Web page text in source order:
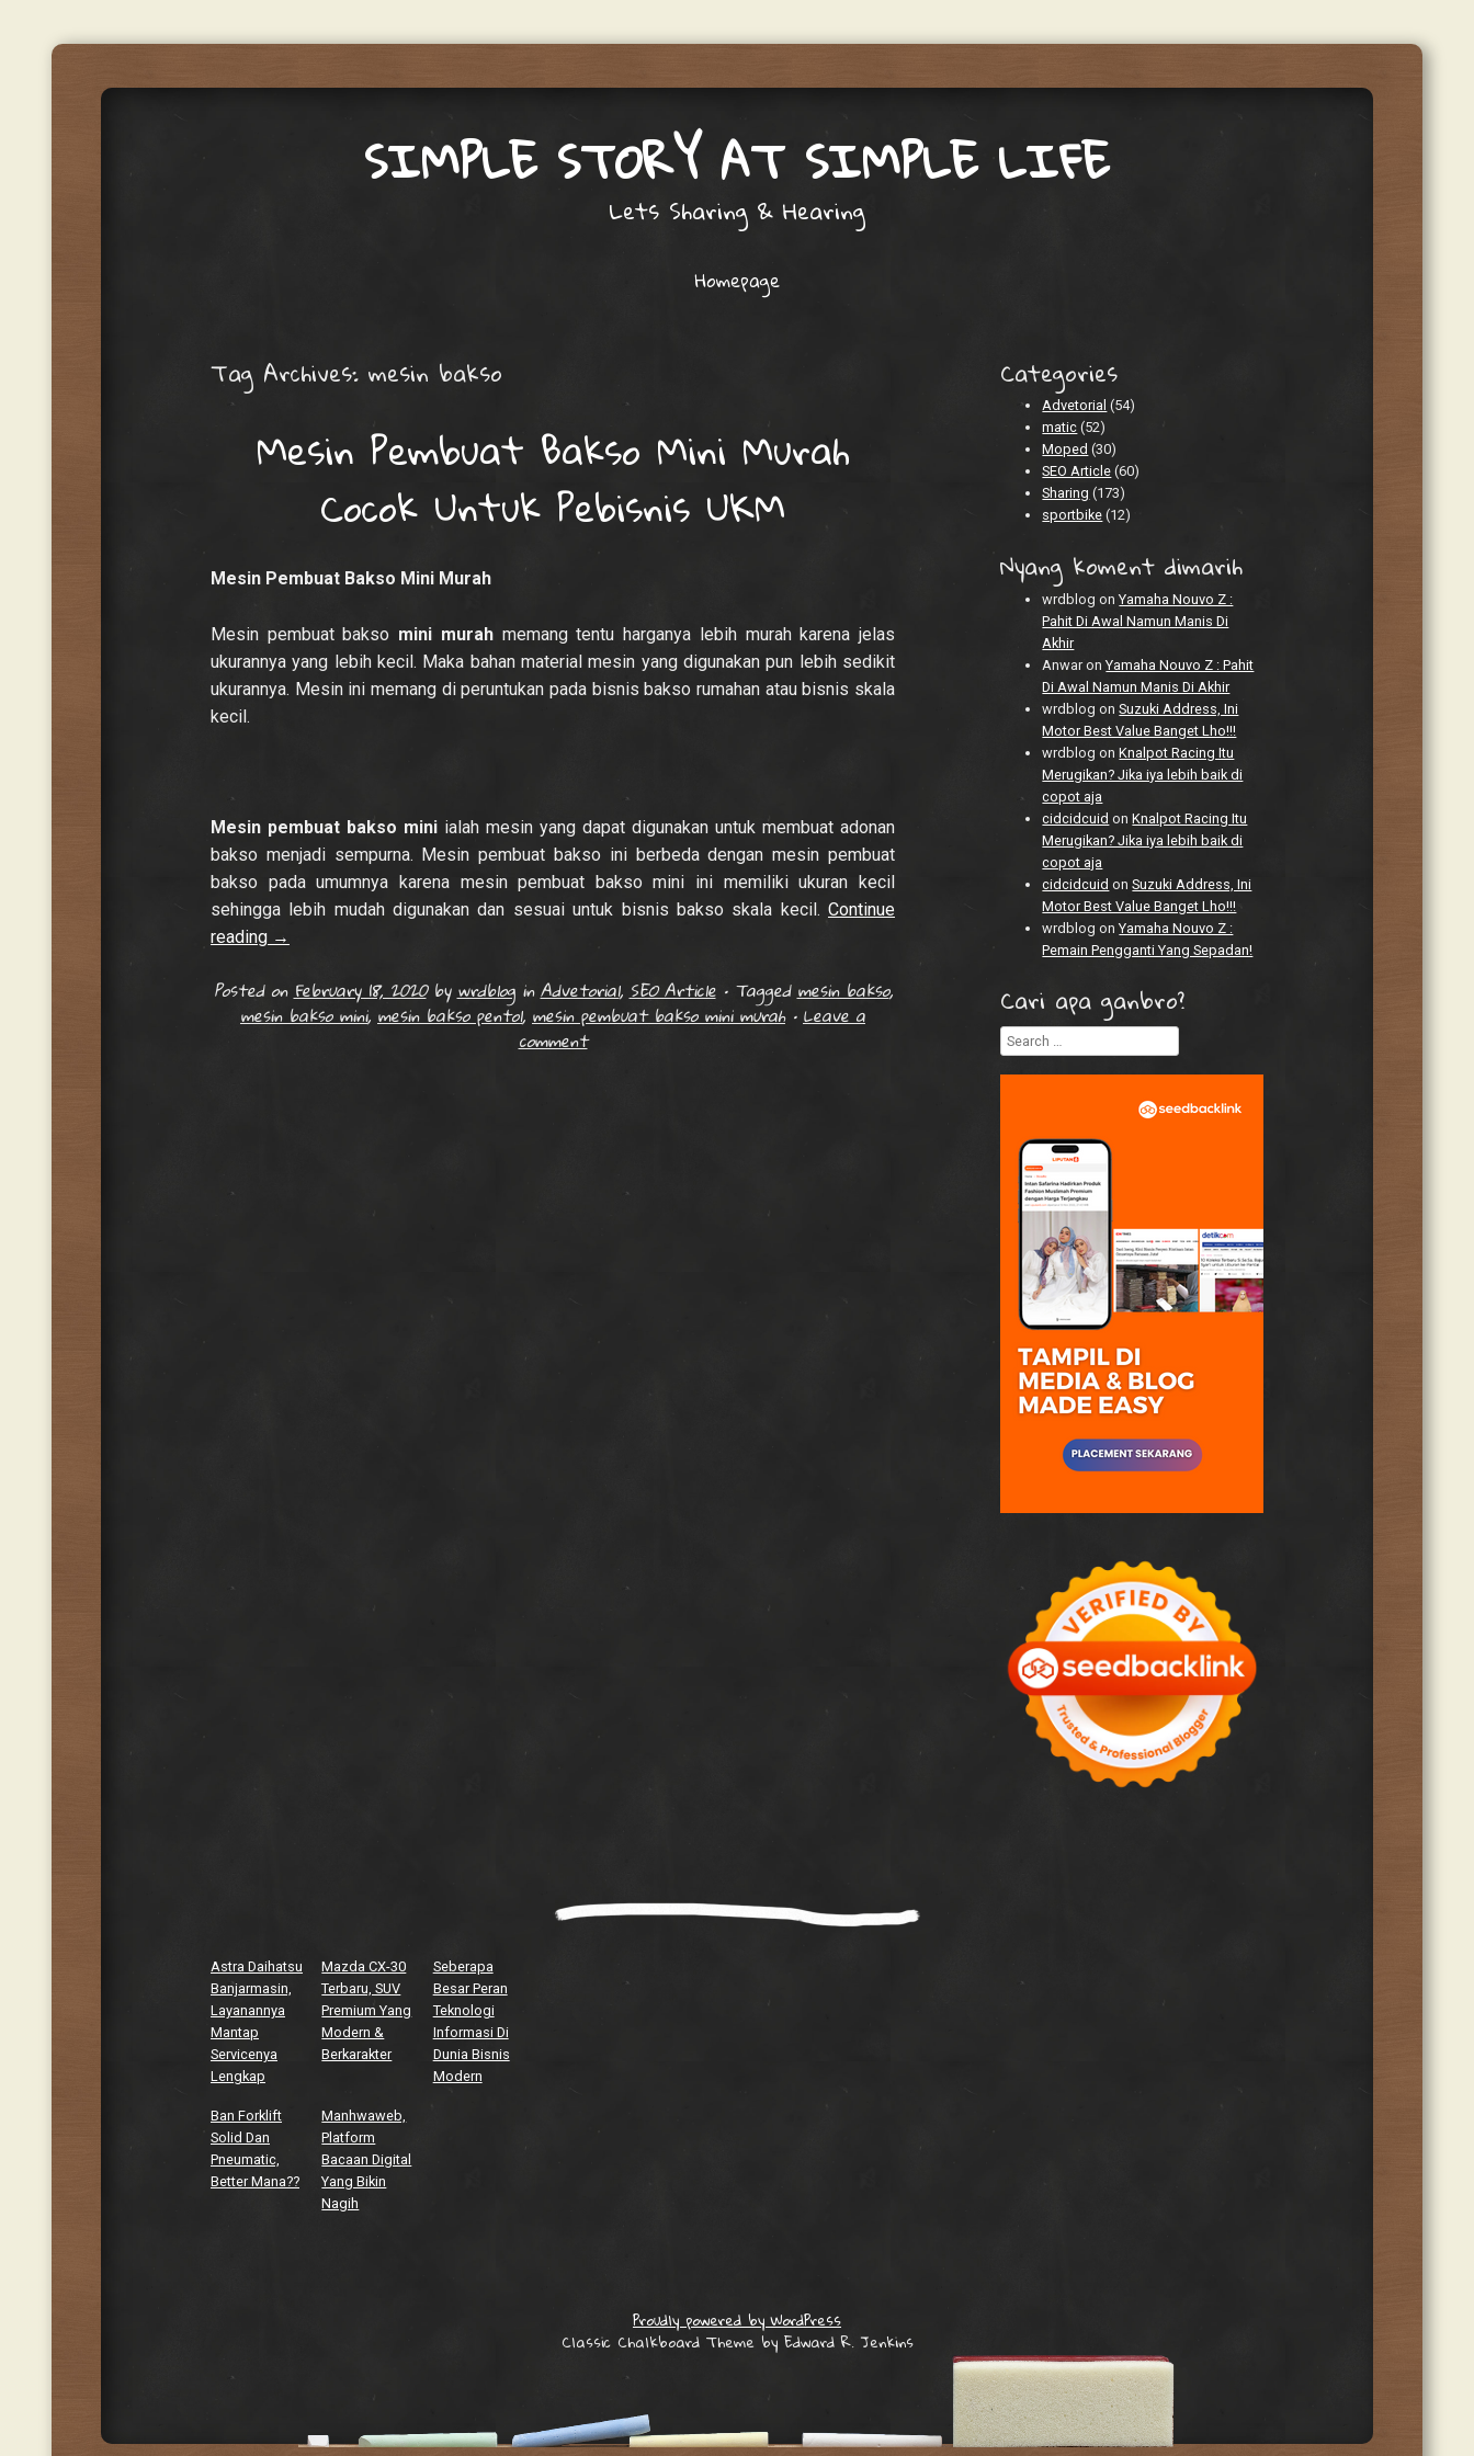
SIMPLE STORY AT SIMPLE LIFE
Lets Sharing & Hearing
Homepage
Tag Archives: mesin bakso
Mesin Pembuat Bakso Mini Murah
Cocok Untuk Pebisnis UKM
Mesin Pembuat Bakso Mini Murah
Mesin pembuat bakso mini murah memang tentu harganya lebih murah karena jelas
ukurannya yang lebih kecil. Maka bahan material mesin yang digunakan pun lebih sedikit
ukurannya. Mesin ini memang di peruntukan pada bisnis bakso rumahan atau bisnis skala
kecil.
Mesin pembuat bakso mini ialah mesin yang dapat digunakan untuk membuat adonan
bakso menjadi sempurna. Mesin pembuat bakso ini berbeda dengan mesin pembuat
bakso pada umumnya karena mesin pembuat bakso mini ini memiliki ukuran kecil
sehingga lebih mudah digunakan dan sesuai untuk bisnis bakso skala kecil. Continue
reading →
Posted onFebruary 18, 2020bywrdblog inAdvetorial,SEO Article • Taggedmesin bakso,
mesin bakso mini, mesin bakso pentol, mesin pembuat bakso mini murah •Leave a
comment
Categories
Advetorial (54)
matic (52)
Moped (30)
SEO Article (60)
Sharing (173)
sportbike (12)
Nyang koment dimarih
wrdblog onYamaha Nouvo Z :
Pahit Di Awal Namun Manis Di
Akhir
Anwar onYamaha Nouvo Z : Pahit
Di Awal Namun Manis Di Akhir
wrdblog onSuzuki Address, Ini
Motor Best Value Banget Lho!!!
wrdblog onKnalpot Racing Itu
Merugikan? Jika iya lebih baik di
copot aja
cidcidcuid onKnalpot Racing Itu
Merugikan? Jika iya lebih baik di
copot aja
cidcidcuid onSuzuki Address, Ini
Motor Best Value Banget Lho!!!
wrdblog onYamaha Nouvo Z :
Pemain Pengganti Yang Sepadan!
Cari apa ganbro?
Search
Astra Daihatsu
Banjarmasin,
Layanannya
Mantap
Servicenya
Lengkap
Mazda CX-30
Terbaru, SUV
Premium Yang
Modern &
Berkarakter
Seberapa
Besar Peran
Teknologi
Informasi Di
Dunia Bisnis
Modern
Ban Forklift
Solid Dan
Pneumatic,
Better Mana??
Manhwaweb,
Platform
Bacaan Digital
Yang Bikin
Nagih
Proudly powered by WordPress
Classic Chalkboard Theme by Edward R. Jenkins